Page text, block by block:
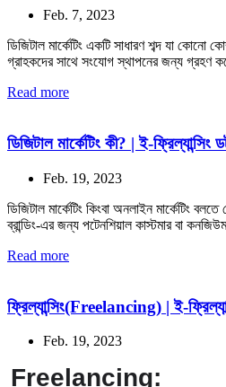
Feb. 7, 2023
ডিজিটাল মার্কেটিং একটি সাধারণ শব্দ যা কোনো
গ্রাহকদের সাথে সংযোগ স্থাপনের জন্য গ্রহণ
Read more
ডিজিটাল মার্কেটিং কী? | ই-ফ্রিল্যান্সিং
Feb. 19, 2023
ডিজিটাল মার্কেটিং কিংবা অনলাইন মার্কেটিং
ব্রান্ডিং-এর জন্য পটেনশিয়াল কাস্টমার বা
Read more
ফ্রিল্যান্সিং(Freelancing) | ই-
Feb. 19, 2023
Freelancing: